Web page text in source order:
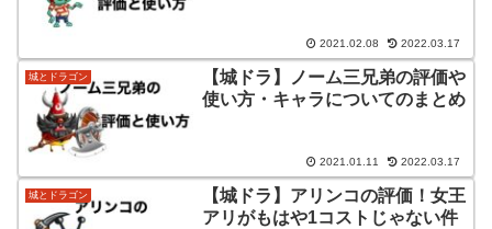
2021.02.08 2022.03.17
城とドラゴン
【城ドラ】ノーム三兄弟の評価や
使い方・キャラについてのまとめ
2021.01.11 2022.03.17
城とドラゴン
【城ドラ】アリンコの評価！女王
アリがもはや1コストじゃない件